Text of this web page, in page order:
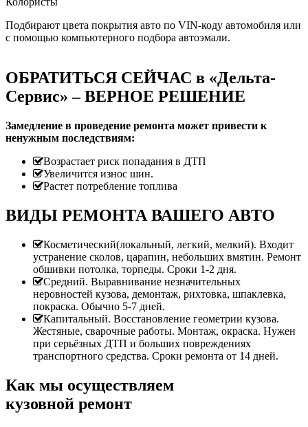
Подбирают цвета покрытия авто по VIN-коду автомобиля или
с помощью компьютерного подбора автоэмали.
ОБРАТИТЬСЯ СЕЙЧАС в «Дельта-
Сервис» – ВЕРНОЕ РЕШЕНИЕ
Замедление в проведение ремонта может привести к
ненужным последствиям:
Возрастает риск попадания в ДТП
Увеличится износ шин.
Растет потребление топлива
ВИДЫ РЕМОНТА ВАШЕГО АВТО
Косметический(локальный, легкий, мелкий). Входит
устранение сколов, царапин, небольших вмятин. Ремонт
обшивки потолка, торпеды. Сроки 1-2 дня.
Средний. Выравнивание незначительных
неровностей кузова, демонтаж, рихтовка, шпаклевка,
покраска. Обычно 5-7 дней.
Капитальный. Восстановление геометрии кузова.
Жестяные, сварочные работы. Монтаж, окраска. Нужен
при серьёзных ДТП и больших повреждениях
транспортного средства. Сроки ремонта от 14 дней.
Как мы осуществляем
кузовной ремонт